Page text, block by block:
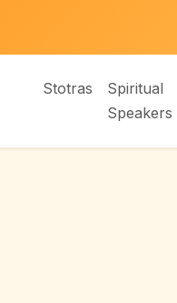
Stotras
Spiritual
Speakers